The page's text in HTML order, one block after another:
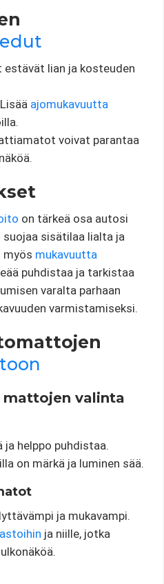
edut
estävät lian ja kosteuden
ajomukavuutta
voivat parantaa
on tärkeä osa autosi
sisätilaa lialta ja
myös mukavuutta
puhdistaa ja tarkistaa
varalta parhaan
varmistamiseksi.
valinta
ja helppo puhdistaa.
on märkä ja luminen sää.
ja mukavampi.
ja niille, jotka